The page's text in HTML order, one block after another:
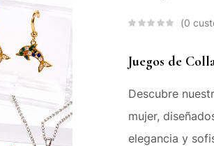
0
Juegos de
Descubre
mujer,
elegancia y